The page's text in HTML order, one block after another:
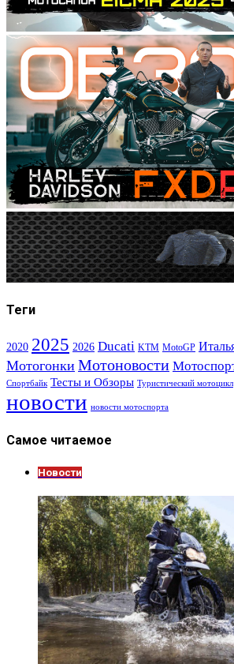
Теги
2020 2025 2026 Ducati KTM MotoGP
Мотогонки Мотоновости
Спортбайк Тесты и Обзоры Туристический мотоцикл
новости новости мотоспорта
Самое читаемое
Новости